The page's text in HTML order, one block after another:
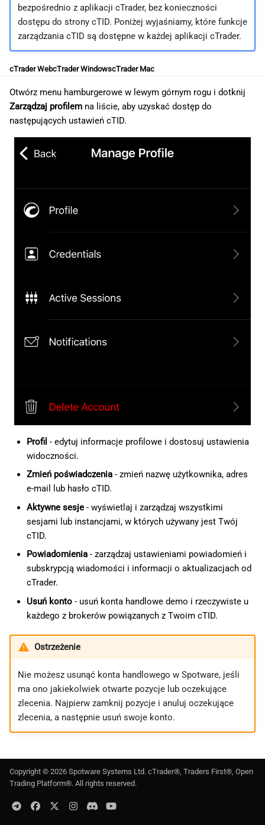
bezpośrednio z aplikacji cTrader, bez konieczności
dostępu do strony cTID. Poniżej wyjaśniamy, które funkcje
zarządzania cTID są dostępne w każdej aplikacji cTrader.
cTrader WebcTrader WindowscTrader Mac
Otwórz menu hamburgerowe w lewym górnym rogu i dotknij
Zarządzaj profilem na liście, aby uzyskać dostęp do
następujących ustawień cTID.
Profil - edytuj informacje profilowe i dostosuj ustawienia
widoczności.
Zmień poświadczenia- zmień nazwę użytkownika, adres
e-mail lub hasło cTID.
Aktywne sesje- wyświetlaj i zarządzaj wszystkimi
sesjami lub instancjami, w których używany jest Twój
cTID.
Powiadomienia- zarządzaj ustawieniami powiadomień i
subskrypcją wiadomości i informacji o aktualizacjach od
cTrader.
Usuń konto- usuń konta handlowe demo i rzeczywiste u
każdego z brokerów powiązanych z Twoim cTID.
Ostrzeżenie
Nie możesz usunąć konta handlowego w Spotware, jeśli
ma ono jakiekolwiek otwarte pozycje lub oczekujące
zlecenia. Najpierw zamknij pozycje i anuluj oczekujące
zlecenia, a następnie usuń swoje konto.
Copyright © 2026 Spotware Systems Ltd. cTrader®, Traders First®, Open
Trading Platform®. All rights reserved.